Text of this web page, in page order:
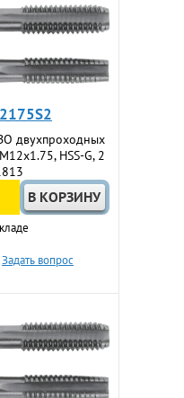
двухпроходных
HSS-G, 2
Задать вопрос